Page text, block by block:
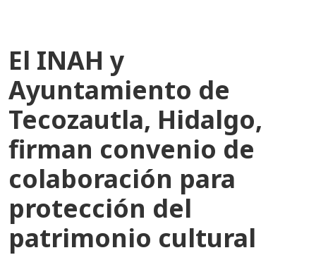
El INAH y
Ayuntamiento de
Tecozautla, Hidalgo,
firman convenio de
colaboración para
protección del
patrimonio cultural